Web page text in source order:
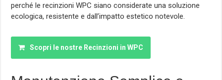
perché le recinzioni WPC siano considerate una soluzione
ecologica, resistente e dall’impatto estetico notevole.
Scopri le nostre Recinzioni in WPC